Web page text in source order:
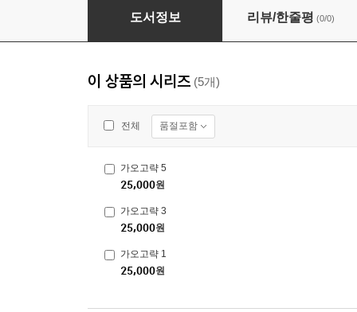
가오고략 1
도서정보 리뷰/한줄평 (0/0)
이 상품의 시리즈 (5개)
전체 품절포함
가오고략 5
25,000원
가오고략 3
25,000원
가오고략 1
25,000원